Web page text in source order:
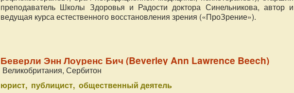
преподаватель Школы Здоровья и Радости доктора Синельникова, автор и
ведущая курса естественного восстановления зрения («ПроЗрение»).
Беверли Энн Лоуренс Бич (Beverley Ann Lawrence Beech)
Великобритания, Сербитон
юрист публицист общественный деятель